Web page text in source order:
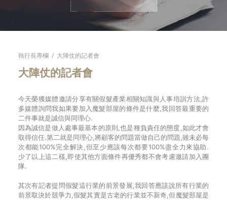
執行長專欄 / 大陣仗的記者會
大陣仗的記者會
今天榮獲媒體邀請分享有關假髮產業相關知識與人事培訓方法,許
多媒體詢問我如果要加入魔髮部屋的條件是什麼,我回答最重要的
二件事就是誠信與同理心.
因為誠信是做人處事最基本的原則,也是種負責任的態度,如此才會
取得信任.第二就是同理心,將顧客的問題當做自己的問題,雖未必每
次都能100%完全解決,但至少應該每次都要100%盡全力來協助.
少了以上這二樣,即使其他方面條件再優秀都不會考慮邀請加入團
隊.
其次有記者提問假髮這行業的前景發展,我回答應該說所有行業的
前景取決於競爭力,假髮其實是古老的行業並不新奇,但魔髮部屋是